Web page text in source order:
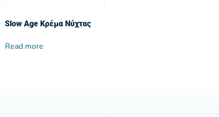
Slow Age Κρέμα Νύχτας
Read more